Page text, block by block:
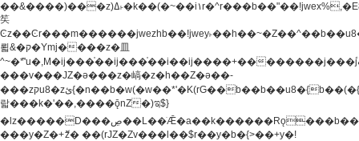
��&����)���z)ߡ˫�k��(�~��i١r�^r���b��"��!jwex%,�E8t�<#��{Jު
笶
뢻&�ק�Ymj����z�⽫
^~�ܶ*'u�,M�ij���֫��ij���֫��i��ij����+��������j���۫jب���w.���s)����jk-
���v���JZ�ǝ���z�嵪�z�h��Z�ǝ��-
���zקu8�zئ{�n��b�w(�w��*'�K(rG��b��b��u8�{b��(�{l����(�˫����ئy��N)���$~���^�,��+��
랇���k�'��,����ǭnZ�)ಇ$}
�lz�����D���ڝ��L��ֹǢ�a��k������Rǫ���b���v���������zZ�Zt*'��-
���y�Z�+ޮz� ��(rJZ�Zv���l��$r��y�b�{>��+y�!